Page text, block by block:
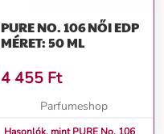
PURE NO. 106 NŐI EDP
MÉRET: 50 ML
4 455 Ft
Parfumeshop